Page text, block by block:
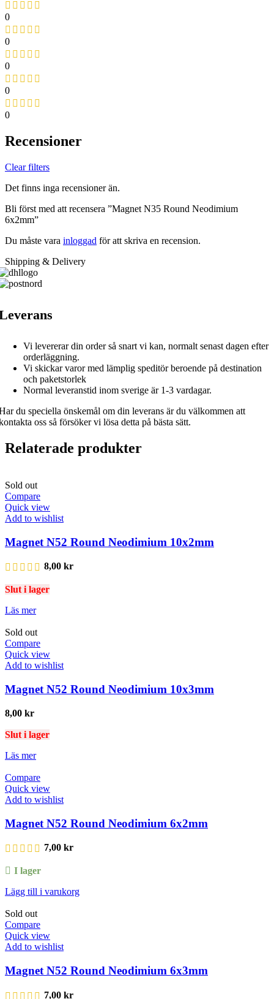
0
0
0
0
0
Recensioner
Clear filters
Det finns inga recensioner än.
Bli först med att recensera ”Magnet N35 Round Neodimium
6x2mm”
Du måste vara inloggad för att skriva en recension.
Shipping & Delivery
Vi levererar din order så snart vi kan, normalt senast dagen efter
orderläggning.
Vi skickar varor med lämplig speditör beroende på destination
och paketstorlek
Normal leveranstid inom sverige är 1-3 vardagar.
du speciella önskemål om din leverans är du välkommen att
oss så försöker vi lösa detta på bästa sätt.
Relaterade produkter
Sold out
Compare
Quick view
Add to wishlist
Magnet N52 Round Neodimium 10x2mm
8,00 kr
Slut i lager
Läs mer
Sold out
Compare
Quick view
Add to wishlist
Magnet N52 Round Neodimium 10x3mm
8,00 kr
Slut i lager
Läs mer
Compare
Quick view
Add to wishlist
Magnet N52 Round Neodimium 6x2mm
7,00 kr
I lager
Lägg till i varukorg
Sold out
Compare
Quick view
Add to wishlist
Magnet N52 Round Neodimium 6x3mm
7,00 kr